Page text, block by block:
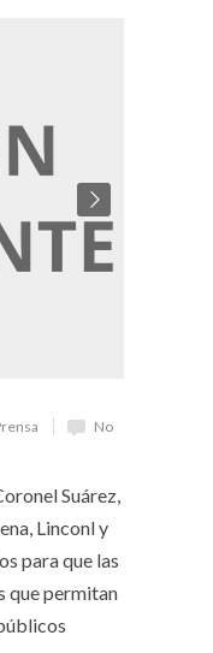
No
Suárez,
Linconl y
para que las
que permitan